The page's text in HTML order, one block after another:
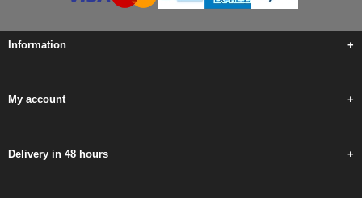
Information +
My account +
Delivery in 48 hours +